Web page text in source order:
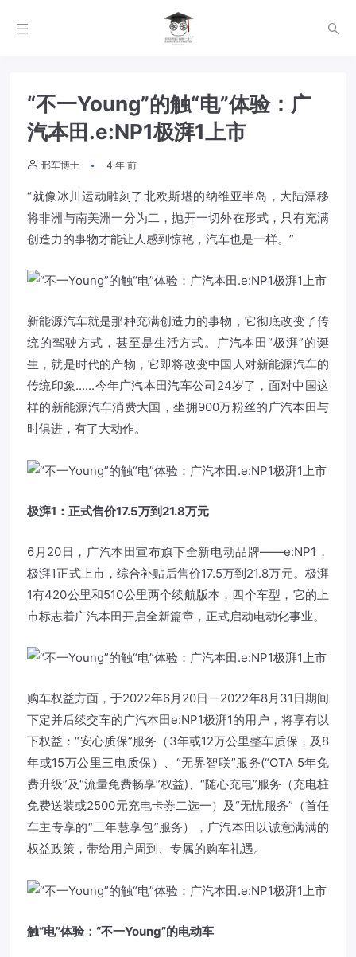
“不一Young”的触“电”体验：广
汽本田.e:NP1极湃1上市
邢车博士 4 年 前
“就像冰川运动雕刻了北欧斯堪的纳维亚半岛，大陆漂移
将非洲与南美洲一分为二，抛开一切外在形式，只有充满
创造力的事物才能让人感到惊艳，汽车也是一样。”
新能源汽车就是那种充满创造力的事物，它彻底改变了传
统的驾驶方式，甚至是生活方式。广汽本田“极湃”的诞
生，就是时代的产物，它即将改变中国人对新能源汽车的
传统印象......今年广汽本田汽车公司24岁了，面对中国这
样的新能源汽车消费大国，坐拥900万粉丝的广汽本田与
时俱进，有了大动作。
极湃1：正式售价17.5万到21.8万元
6月20日，广汽本田宣布旗下全新电动品牌——e:NP1，
极湃1正式上市，综合补贴后售价17.5万到21.8万元。极湃
1有420公里和510公里两个续航版本，四个车型，它的上
市标志着广汽本田开启全新篇章，正式启动电动化事业。
购车权益方面，于2022年6月20日—2022年8月31日期间
下定并后续交车的广汽本田e:NP1极湃1的用户，将享有以
下权益：“安心质保”服务（3年或12万公里整车质保，及8
年或15万公里三电质保）、“无界智联”服务(“OTA 5年免
费升级”及“流量免费畅享”权益)、“随心充电”服务（充电桩
免费送装或2500元充电卡券二选一）及“无忧服务”（首任
车主专享的“三年慧享包”服务），广汽本田以诚意满满的
权益政策，带给用户周到、专属的购车礼遇。
触“电”体验：“不一Young”的电动车